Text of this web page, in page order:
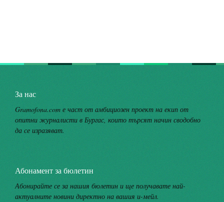
За нас
Gramofona.com е част от амбициозен проект на екип от
опитни журналисти в Бургас, които търсят начин сводобно
да се изразяват.
Абонамент за бюлетин
Абонирайте се за нашия бюлетин и ще получавате най-
актуалните новини директно на вашия и-мейл.